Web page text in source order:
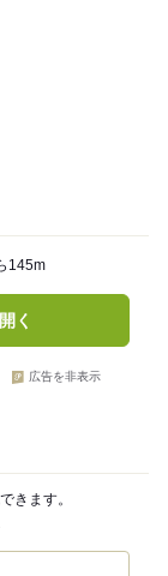
145m
く
広告を非表示
きます。